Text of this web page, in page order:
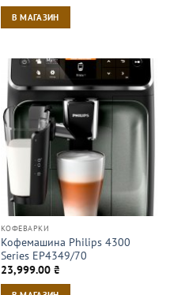
В МАГАЗИН
КОФЕВАРКИ
Кофемашина Philips 4300
Series EP4349/70
23,999.00 ₴